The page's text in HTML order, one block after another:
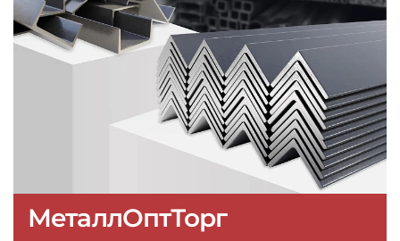
МеталлОптТорг